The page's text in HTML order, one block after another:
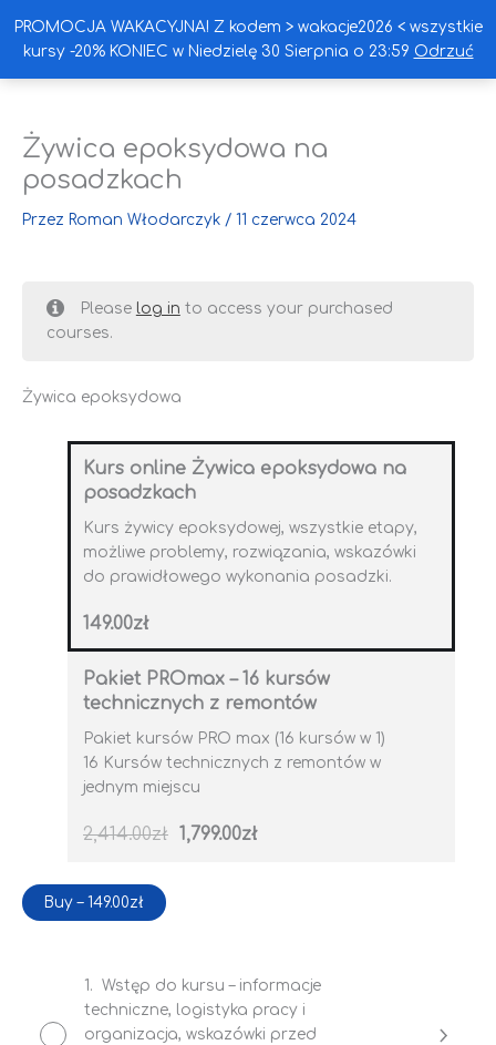
PROMOCJA WAKACYJNA! Z kodem > wakacje2026 < wszystkie
kursy -20% KONIEC w Niedzielę 30 Sierpnia o 23:59 Odrzuć
do
treści
Okiem Wykonawcy
Żywica epoksydowa na
posadzkach
Przez Roman Włodarczyk / 11 czerwca 2024
Please log in to access your purchased
courses.
Żywica epoksydowa
Kurs online Żywica epoksydowa na
posadzkach
Kurs żywicy epoksydowej, wszystkie etapy,
możliwe problemy, rozwiązania, wskazówki
do prawidłowego wykonania posadzki.
149.00zł
Pakiet PROmax – 16 kursów
technicznych z remontów
Pakiet kursów PRO max (16 kursów w 1)
16 Kursów technicznych z remontów w
jednym miejscu
2,414.00zł
Pierwotna
cena
wynosiła:
2,414.00zł.
1,799.00zł
Aktualna
1,799.00zł.
Buy – 149.00zł
1. Wstęp do kursu – informacje
techniczne, logistyka pracy i
organizacja, wskazówki przed